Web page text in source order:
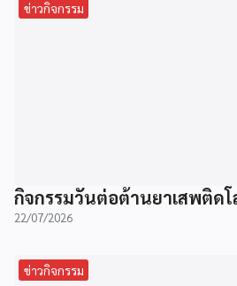
ข่าวกิจกรรม
กิจกรรมวันต่อต้านยาเสพติด
22/07/2026
ข่าวกิจกรรม